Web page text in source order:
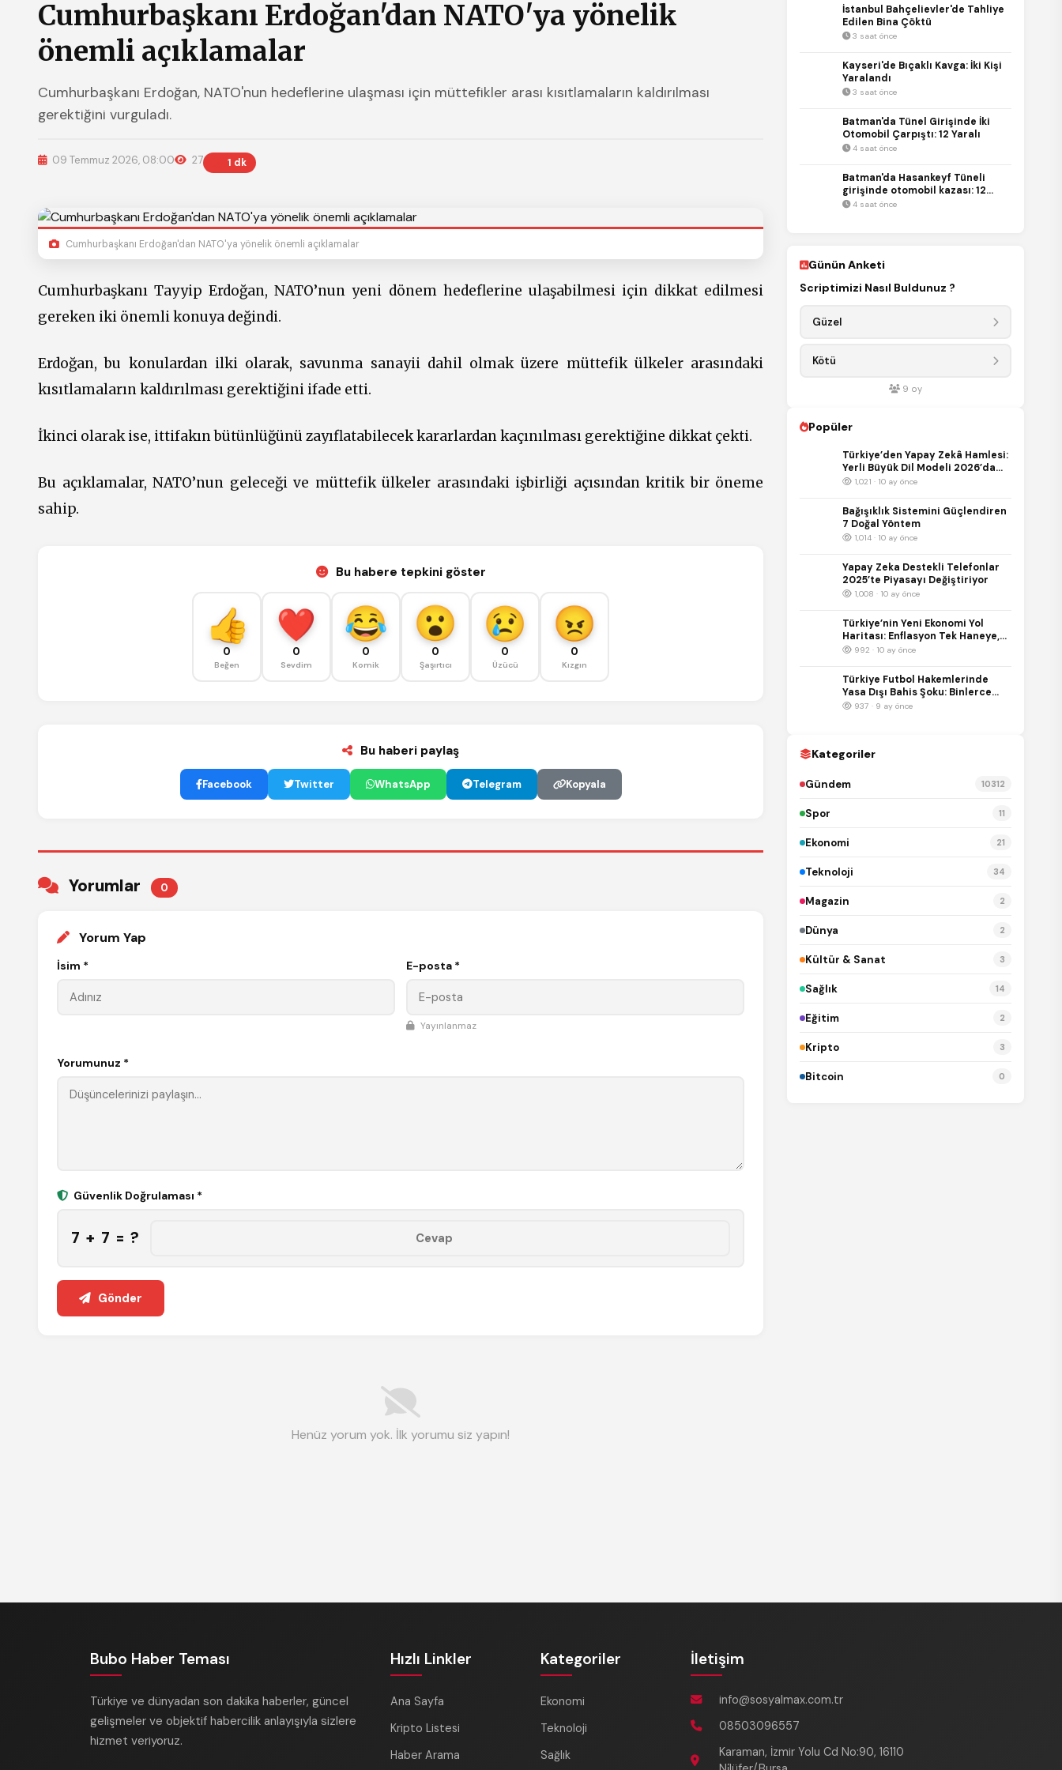
Cumhurbaşkanı Erdoğan'dan NATO'ya yönelik
önemli açıklamalar
Cumhurbaşkanı Erdoğan, NATO'nun hedeflerine ulaşması için müttefikler arası kısıtlamaların kaldırılması
gerektiğini vurguladı.
09 Temmuz 2026, 08:00 27 1 dk
Cumhurbaşkanı Erdoğan'dan NATO'ya yönelik önemli açıklamalar
Cumhurbaşkanı Tayyip Erdoğan, NATO’nun yeni dönem hedeflerine ulaşabilmesi için dikkat edilmesi
gereken iki önemli konuya değindi.
Erdoğan, bu konulardan ilki olarak, savunma sanayii dahil olmak üzere müttefik ülkeler arasındaki
kısıtlamaların kaldırılması gerektiğini ifade etti.
İkinci olarak ise, ittifakın bütünlüğünü zayıflatabilecek kararlardan kaçınılması gerektiğine dikkat çekti.
Bu açıklamalar, NATO’nun geleceği ve müttefik ülkeler arasındaki işbirliği açısından kritik bir öneme
sahip.
Bu habere tepkini göster
0
Beğen
0
Sevdim
0
Komik
0
Şaşırtıcı
0
Üzücü
0
Kızgın
Bu haberi paylaş
Facebook Twitter WhatsApp Telegram Kopyala
Yorumlar 0
Yorum Yap
İsim * E-posta *
Yayınlanmaz
Yorumunuz *
Güvenlik Doğrulaması *
7 + 7 = ?
Gönder
Henüz yorum yok. İlk yorumu siz yapın!
İstanbul Bahçelievler'de Tahliye
Edilen Bina Çöktü
3 saat önce
Kayseri'de Bıçaklı Kavga: İki Kişi
Yaralandı
3 saat önce
Batman'da Tünel Girişinde İki
Otomobil Çarpıştı: 12 Yaralı
4 saat önce
Batman'da Hasankeyf Tüneli
girişinde otomobil kazası: 12
yaralı
4 saat önce
Günün Anketi
Scriptimizi Nasıl Buldunuz ?
Güzel
Kötü
9 oy
Popüler
Türkiye’den Yapay Zekâ Hamlesi:
Yerli Büyük Dil Modeli 2026’da
Kullanıma Sunulacak
1,021 · 10 ay önce
Bağışıklık Sistemini Güçlendiren
7 Doğal Yöntem
1,014 · 10 ay önce
Yapay Zeka Destekli Telefonlar
2025’te Piyasayı Değiştiriyor
1,008 · 10 ay önce
Türkiye’nin Yeni Ekonomi Yol
Haritası: Enflasyon Tek Haneye,
Büyüme %5’e Hedefleniyor
992 · 10 ay önce
Türkiye Futbol Hakemlerinde
Yasa Dışı Bahis Şoku: Binlerce
Bahis Kaydı İnceleniyor
937 · 9 ay önce
Kategoriler
Gündem 10312
Spor 11
Ekonomi 21
Teknoloji 34
Magazin 2
Dünya 2
Kültür & Sanat 3
Sağlık 14
Eğitim 2
Kripto 3
Bitcoin 0
Bubo Haber Teması
Türkiye ve dünyadan son dakika haberler, güncel
gelişmeler ve objektif habercilik anlayışıyla sizlere
hizmet veriyoruz.
Hızlı Linkler
Ana Sayfa
Kripto Listesi
Haber Arama
Kategoriler
Ekonomi
Teknoloji
Sağlık
İletişim
info@sosyalmax.com.tr
08503096557
Karaman, İzmir Yolu Cd No:90, 16110